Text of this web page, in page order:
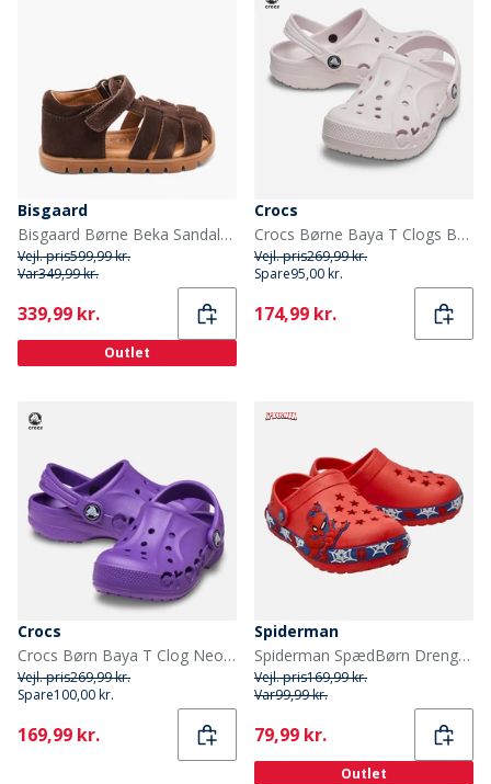
Bisgaard
Bisgaard Børne Beka Sandaler Cacao
Vejl. pris599,99 kr.
Var349,99 kr.
Current
339,99 kr.
Outlet
Crocs
Crocs Børne Baya T Clogs Barely Pink
Vejl. pris269,99 kr.
Spare95,00 kr.
Current
174,99 kr.
Crocs
Crocs Børn Baya T Clog Neon Purple
Vejl. pris269,99 kr.
Spare100,00 kr.
Current
169,99 kr.
Spiderman
Spiderman SpædBørn Drenge mønster træsko Rød
Vejl. pris169,99 kr.
Var99,99 kr.
Current
79,99 kr.
Outlet